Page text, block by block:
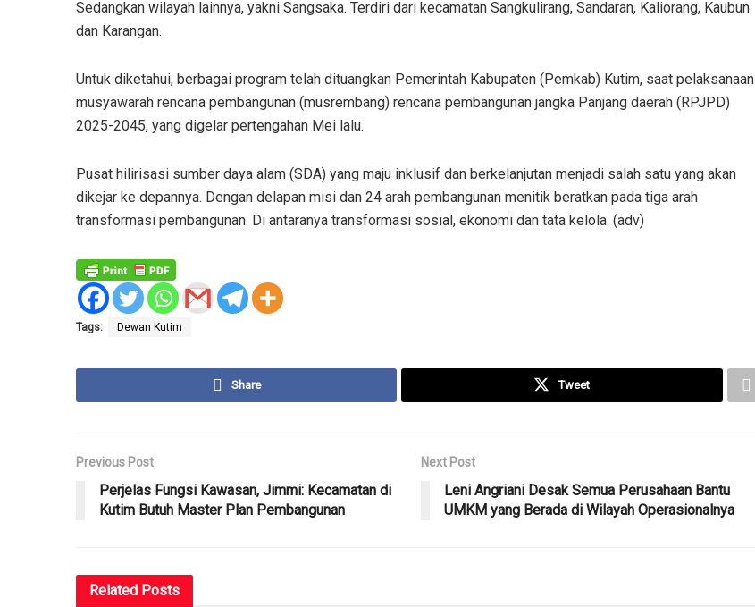
Sedangkan wilayah lainnya, yakni Sangsaka. Terdiri dari kecamatan Sangkulirang, Sandaran, Kaliorang, Kaubun
dan Karangan.
Untuk diketahui, berbagai program telah dituangkan Pemerintah Kabupaten (Pemkab) Kutim, saat pelaksanaan
musyawarah rencana pembangunan (musrembang) rencana pembangunan jangka Panjang daerah (RPJPD)
2025-2045, yang digelar pertengahan Mei lalu.
Pusat hilirisasi sumber daya alam (SDA) yang maju inklusif dan berkelanjutan menjadi salah satu yang akan
dikejar ke depannya. Dengan delapan misi dan 24 arah pembangunan menitik beratkan pada tiga arah
transformasi pembangunan. Di antaranya transformasi sosial, ekonomi dan tata kelola. (adv)
Tags: Dewan Kutim
Share Tweet
Previous Post
Perjelas Fungsi Kawasan, Jimmi: Kecamatan di
Kutim Butuh Master Plan Pembangunan
Next Post
Leni Angriani Desak Semua Perusahaan Bantu
UMKM yang Berada di Wilayah Operasionalnya
Related Posts